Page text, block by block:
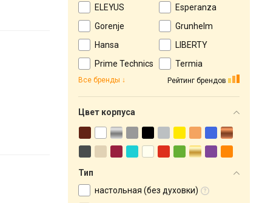
ELEYUS
Esperanza
Gorenje
Grunhelm
Hansa
LIBERTY
Prime Technics
Termia
Рейтинг брендов
Все бренды
Цвет корпуса
Тип
настольная (без духовки)